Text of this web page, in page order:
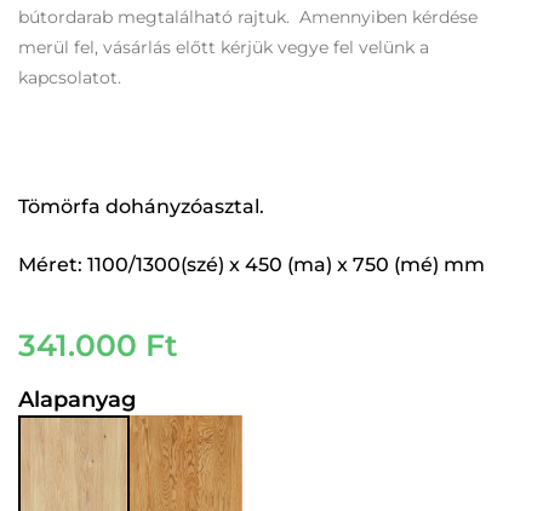
bútordarab megtalálható rajtuk. Amennyiben kérdése
merül fel, vásárlás előtt kérjük vegye fel velünk a
kapcsolatot.
Tömörfa dohányzóasztal.
Méret: 1100/1300(szé) x 450 (ma) x 750 (mé) mm
341.000 Ft
Alapanyag